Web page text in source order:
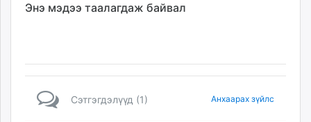
Энэ мэдээ таалагдаж байвал
Сэтгэгдэлүүд (1) Анхаарах зүйлс